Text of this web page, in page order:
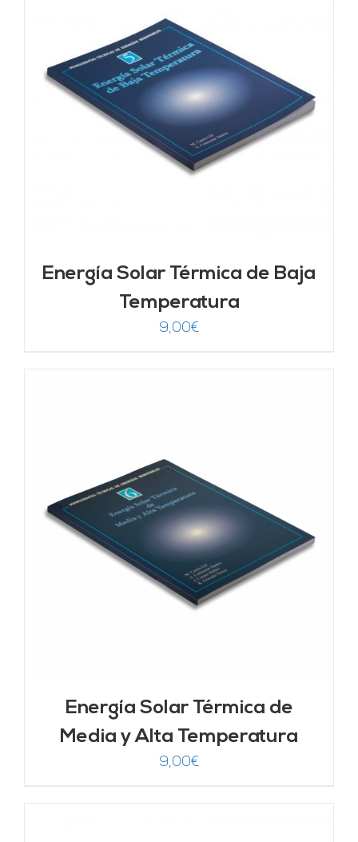
Energía Solar Térmica de Baja
Temperatura
9,00€
Energía Solar Térmica de
Media y Alta Temperatura
9,00€